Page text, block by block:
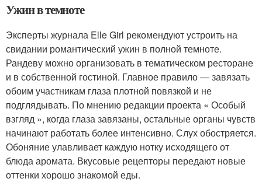
Ужин в темноте
Эксперты журнала Elle Girl рекомендуют устроить на
свидании романтический ужин в полной темноте.
Рандеву можно организовать в тематическом ресторане
и в собственной гостиной. Главное правило ― завязать
обоим участникам глаза плотной повязкой и не
подглядывать. По мнению редакции проекта « Особый
взгляд », когда глаза завязаны, остальные органы чувств
начинают работать более интенсивно. Слух обостряется.
Обоняние улавливает каждую нотку исходящего от
блюда аромата. Вкусовые рецепторы передают новые
оттенки хорошо знакомой еды.